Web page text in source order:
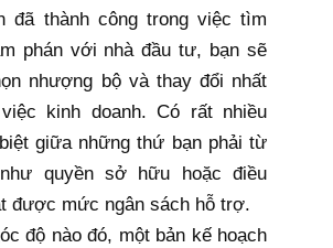
đã thành công trong việc tìm
phán với nhà đầu tư, bạn sẽ
nhượng bộ và thay đổi nhất
kinh doanh. Có rất nhiều
giữa những thứ bạn phải từ
quyền sở hữu hoặc điều
được mức ngân sách hỗ trợ.
độ nào đó, một bản kế hoạch